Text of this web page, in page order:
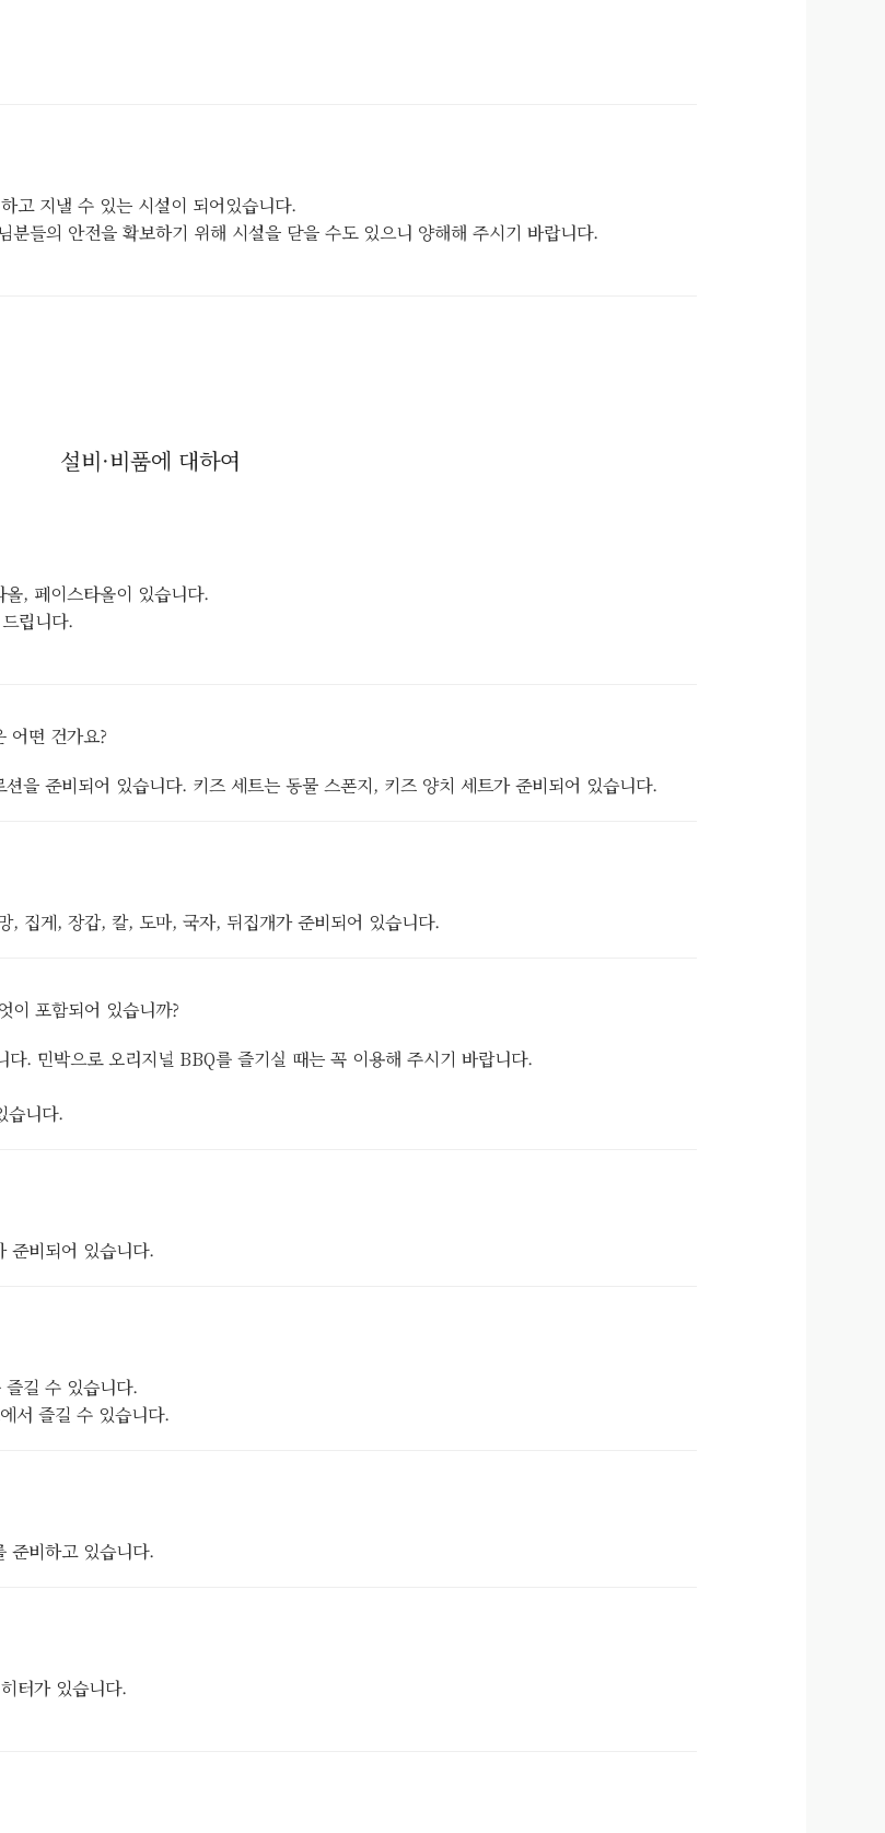
고 지낼 수 있는 시설이 되어있습니다.
들의 안전을 확보하기 위해 시설을 닫을 수도 있으니 양해해 주시기 바랍니다.
설비·비품에 대하여
, 페이스타올이 있습니다.
립니다.
어떤 건가요?
을 준비되어 있습니다. 키즈 세트는 동물 스폰지, 키즈 양치 세트가 준비되어 있습니다.
집게, 장갑, 칼, 도마, 국자, 뒤집개가 준비되어 있습니다.
이 포함되어 있습니까?
. 민박으로 오리지널 BBQ를 즐기실 때는 꼭 이용해 주시기 바랍니다.
습니다.
준비되어 있습니다.
길 수 있습니다.
서 즐길 수 있습니다.
준비하고 있습니다.
터가 있습니다.